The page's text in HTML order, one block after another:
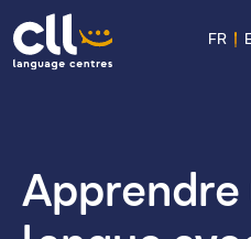
CLL
FR
Apprendre